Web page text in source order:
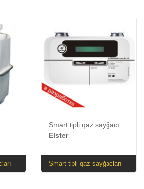
Smart tipli qaz sayğacı
Elster
Smart tipli qaz sayğacları